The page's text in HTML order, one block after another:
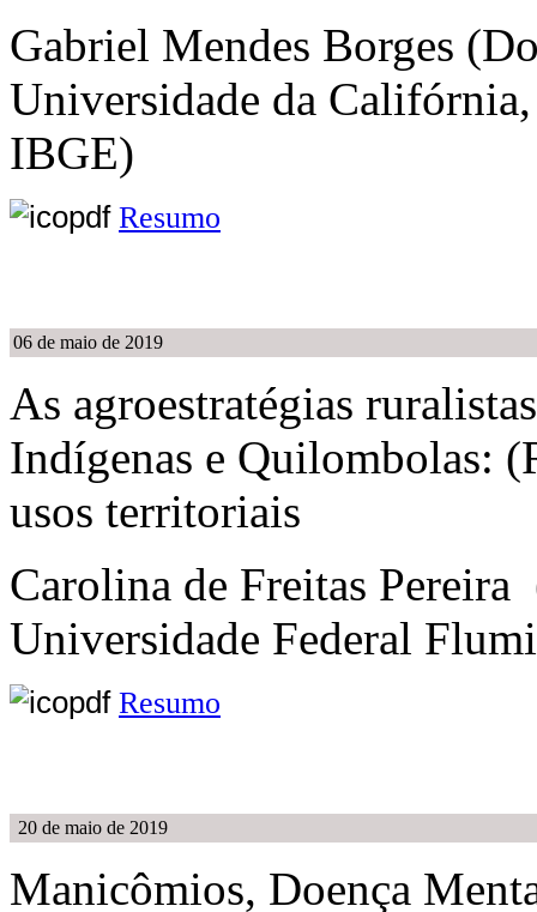
Gabriel Mendes Borges
Universidade da
IBGE)
Resumo
06 de maio de 2019
As agroestratégias
Indígenas e Quilombolas:
usos territoriais
Carolina de Freitas
Universidade Federal
Resumo
20 de maio de 2019
Manicômios, Doença